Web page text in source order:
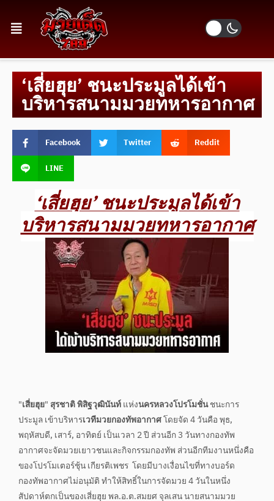
‘เสี่ยฮุย’ ชนะประมูลได้เข้า
บริหารสนามมวยทหารอากาศ
Facebook Twitter
Reddit
LINE
‘เสี่ยฮุย’ ชนะประมูลได้เข้า
บริหารสนามมวยทหารอากาศ
"เสี่ยฮุย" สุรชาติ พิสิฐวุฒินันท์แห่งนครหลวงโปรโมชั่นชนะการ
ประมูล เข้าบริหารเวทีมวยกองทัพอากาศโดยจัด 4 วันคือ พุธ,
พฤหัสบดี, เสาร์, อาทิตย์ เป็นเวลา 2 ปี ส่วนอีก 3 วันทางกองทัพ
อากาศจะจัดมวยเยาวชนและกิจกรรมกองทัพ ส่วนอีกทีมงานหนึ่งคือ
ของโปรโมเตอร์ชุ้น เกียรติเพชร โดยมีบางเงื่อนไขที่ทางบอร์ด
กองทัพอากาศไม่อนุมัติ ทำให้สิทธิ์ในการจัดมวย 4 วันในหนึ่ง
สัปดาห์ตกเป็นของเสี่ยฮุย พล.อ.ต.สมยศ จุลเสน นายสนามมวย